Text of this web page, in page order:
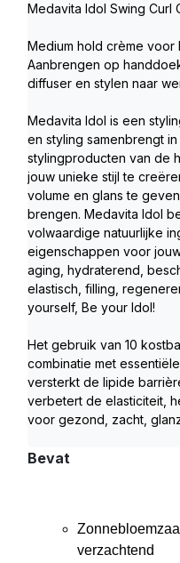
Medavita Idol Swing Curl
Medium hold crème voor
Aanbrengen op
diffuser en stylen naar
Medavita Idol is een
en styling samenbrengt
stylingproducten van de
jouw unieke stijl te
volume en glans te
brengen. Medavita Idol
volwaardige natuurlijke
eigenschappen voor
aging, hydraterend,
elastisch, filling,
yourself, Be your Idol!
Het gebruik van 10
combinatie met
versterkt de lipide
verbetert de elasticiteit,
voor gezond, zacht,
Bevat
verzachtend